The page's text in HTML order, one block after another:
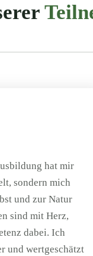
hat mir
sondern mich
und zur Natur
sind mit Herz,
dabei. Ich
und wertgeschätzt